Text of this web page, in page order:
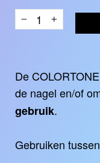
− +
De
de nagel en/of
gebruik.
Gebruiken